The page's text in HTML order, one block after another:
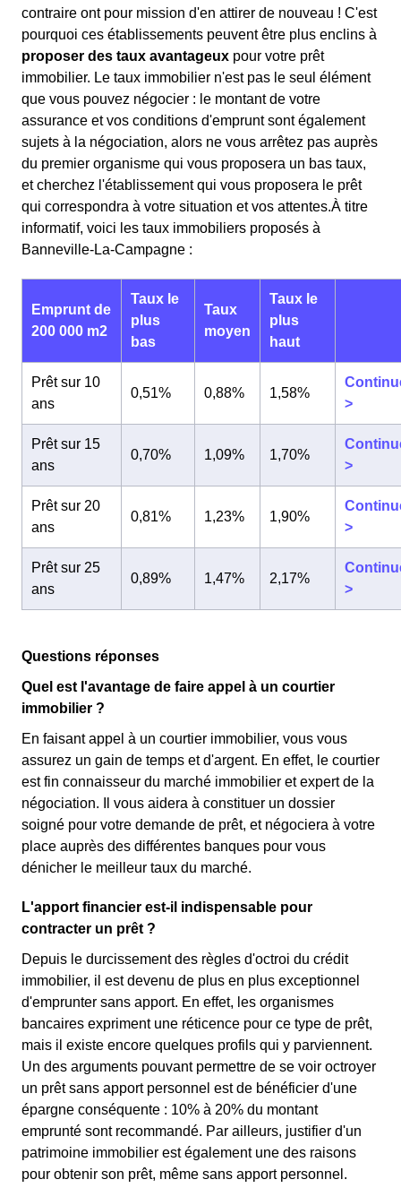
contraire ont pour mission d'en attirer de nouveau ! C'est
pourquoi ces établissements peuvent être plus enclins à
proposer des taux avantageux pour votre prêt
immobilier. Le taux immobilier n'est pas le seul élément
que vous pouvez négocier : le montant de votre
assurance et vos conditions d'emprunt sont également
sujets à la négociation, alors ne vous arrêtez pas auprès
du premier organisme qui vous proposera un bas taux,
et cherchez l'établissement qui vous proposera le prêt
qui correspondra à votre situation et vos attentes.À titre
informatif, voici les taux immobiliers proposés à
Banneville-La-Campagne :
Emprunt de
200 000 m2
Taux le
plus
bas
Taux
moyen
Taux le
plus
haut
Prêt sur 10
ans
0,51% 0,88% 1,58%
>
Prêt sur 15
ans
0,70% 1,09% 1,70%
>
Prêt sur 20
ans
0,81% 1,23% 1,90%
>
Prêt sur 25
ans
0,89% 1,47% 2,17%
>
Questions réponses
Quel est l'avantage de faire appel à un courtier
immobilier ?
En faisant appel à un courtier immobilier, vous vous
assurez un gain de temps et d'argent. En effet, le courtier
est fin connaisseur du marché immobilier et expert de la
négociation. Il vous aidera à constituer un dossier
soigné pour votre demande de prêt, et négociera à votre
place auprès des différentes banques pour vous
dénicher le meilleur taux du marché.
L'apport financier est-il indispensable pour
contracter un prêt ?
Depuis le durcissement des règles d'octroi du crédit
immobilier, il est devenu de plus en plus exceptionnel
d'emprunter sans apport. En effet, les organismes
bancaires expriment une réticence pour ce type de prêt,
mais il existe encore quelques profils qui y parviennent.
Un des arguments pouvant permettre de se voir octroyer
un prêt sans apport personnel est de bénéficier d'une
épargne conséquente : 10% à 20% du montant
emprunté sont recommandé. Par ailleurs, justifier d'un
patrimoine immobilier est également une des raisons
pour obtenir son prêt, même sans apport personnel.